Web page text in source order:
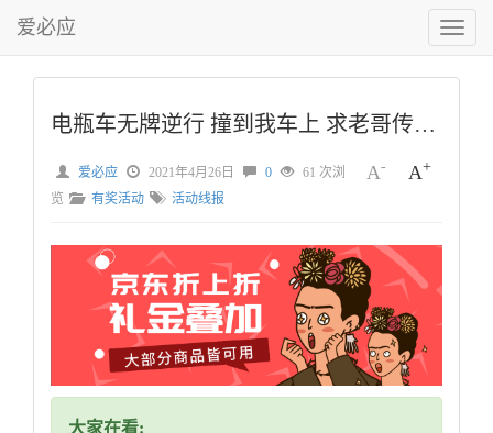
切
换
菜
爱必应
电瓶车无牌逆行 撞到我车上 求老哥传授点撕逼技巧
A- A+
爱必应 2021年4月26日 0
61 次浏
览
有奖活动 活动线报
大家在看: